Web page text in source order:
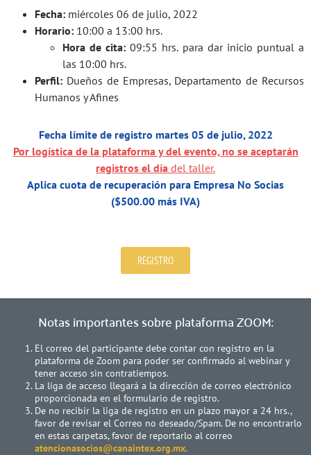
Fecha: miércoles 06 de julio, 2022
Horario: 10:00 a 13:00 hrs.
Hora de cita: 09:55 hrs. para dar inicio puntual a
las 10:00 hrs.
Perfil: Dueños de Empresas, Departamento de Recursos
Humanos y Afines
Fecha límite de registro martes 05 de julio, 2022
Por logística de la plataforma y del evento, no se aceptarán
registros el día del taller.
Aplica cuota de recuperación para Empresa No Socias
($500.00 más IVA)
REGISTRO
Notas importantes sobre plataforma ZOOM:
El correo del participante debe contar con registro en la
plataforma de Zoom para poder ser confirmado al webinar y
tener acceso sin contratiempos.
La liga de acceso llegará a la dirección de correo electrónico
proporcionada en el formulario de registro.
De no recibir la liga de registro en un plazo mayor a 24 hrs.,
favor de revisar el Correo no deseado/Spam. De no encontrarlo
en estas carpetas, favor de reportarlo al correo
atencionasocios@canaintex.org.mx.